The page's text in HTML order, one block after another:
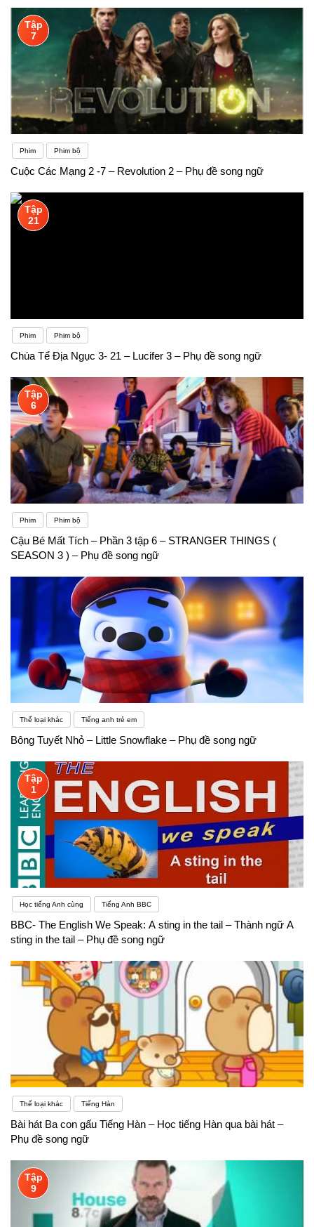
Tập
7
Phim Phim bộ
Cuộc Các Mạng 2 -7 – Revolution 2 – Phụ đề song ngữ
Tập
21
Phim Phim bộ
Chúa Tể Địa Ngục 3- 21 – Lucifer 3 – Phụ đề song ngữ
Tập
6
Phim Phim bộ
Cậu Bé Mất Tích – Phần 3 tập 6 – STRANGER THINGS (
SEASON 3 ) – Phụ đề song ngữ
Thể loại khác Tiếng anh trẻ em
Bông Tuyết Nhỏ – Little Snowflake – Phụ đề song ngữ
Tập
1
Học tiếng Anh cùng Tiếng Anh BBC
BBC- The English We Speak: A sting in the tail – Thành ngữ A
sting in the tail – Phụ đề song ngữ
Thể loại khác Tiếng Hàn
Bài hát Ba con gấu Tiếng Hàn – Học tiếng Hàn qua bài hát –
Phụ đề song ngữ
Tập
9